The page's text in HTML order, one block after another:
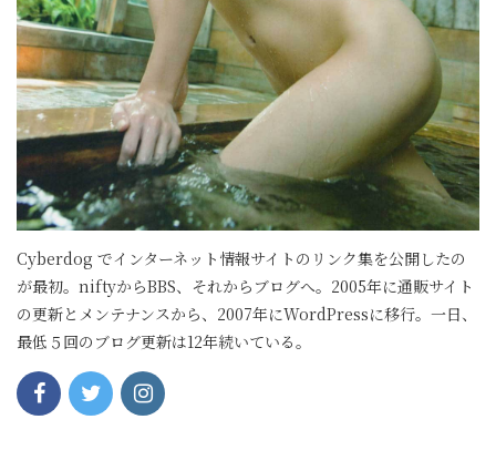
Cyberdog でインターネット情報サイトのリンク集を公開したの
が最初。niftyからBBS、それからブログへ。2005年に通販サイト
の更新とメンテナンスから、2007年にWordPressに移行。一日、
最低５回のブログ更新は12年続いている。